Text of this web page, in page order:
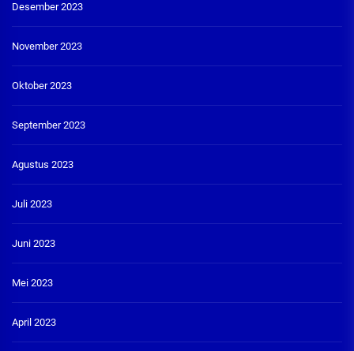
Desember 2023
November 2023
Oktober 2023
September 2023
Agustus 2023
Juli 2023
Juni 2023
Mei 2023
April 2023